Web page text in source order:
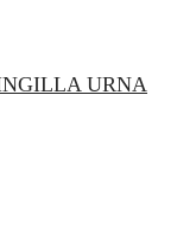
URNA